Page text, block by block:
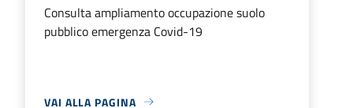
Consulta ampliamento occupazione suolo
pubblico emergenza Covid-19
VAI ALLA PAGINA